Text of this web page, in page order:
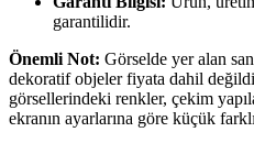
garantilidir.
Önemli Not: Görselde yer alan
dekoratif objeler fiyata dahil
görsellerindeki renkler, çekim
ekranın ayarlarına göre küçük